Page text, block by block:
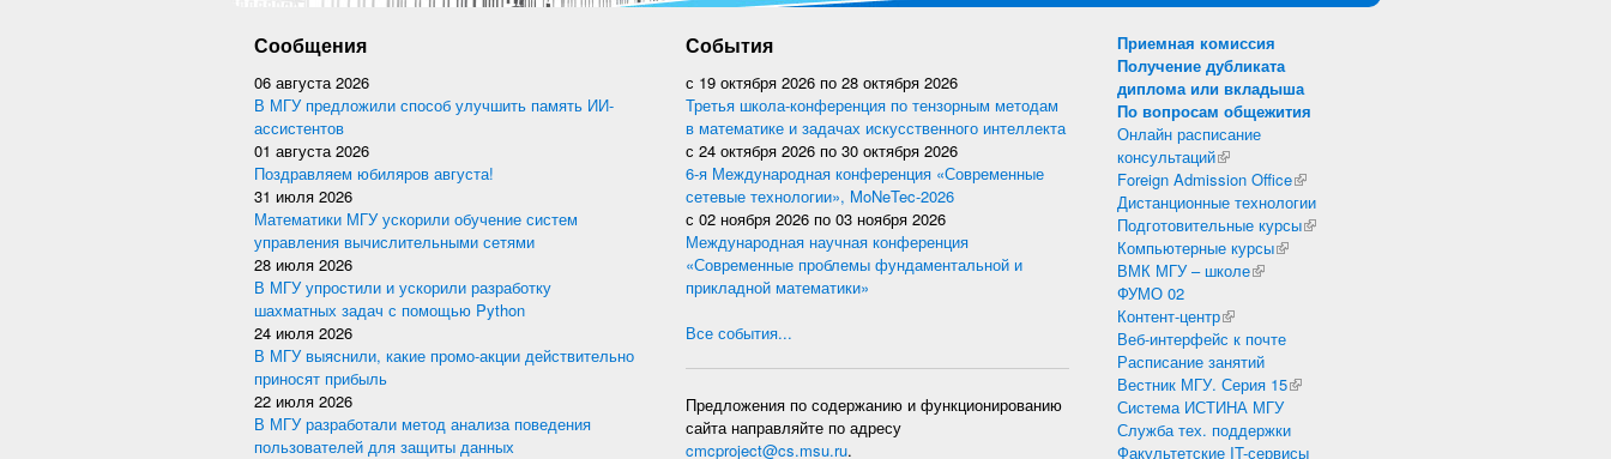
Сообщения
06 августа 2026
В МГУ предложили способ улучшить память ИИ-
ассистентов
01 августа 2026
Поздравляем юбиляров августа!
31 июля 2026
Математики МГУ ускорили обучение систем
управления вычислительными сетями
28 июля 2026
В МГУ упростили и ускорили разработку
шахматных задач с помощью Python
24 июля 2026
В МГУ выяснили, какие промо-акции действительно
приносят прибыль
22 июля 2026
В МГУ разработали метод анализа поведения
пользователей для защиты данных
События
с 19 октября 2026 по 28 октября 2026
Третья школа-конференция по тензорным методам
в математике и задачах искусственного интеллекта
с 24 октября 2026 по 30 октября 2026
6-я Международная конференция «Современные
сетевые технологии», MoNeTec-2026
с 02 ноября 2026 по 03 ноября 2026
Международная научная конференция
«Современные проблемы фундаментальной и
прикладной математики»
Все события...
Предложения по содержанию и функционированию
сайта направляйте по адресу
cmcproject@cs.msu.ru.
Приемная комиссия
Получение дубликата
диплома или вкладыша
По вопросам общежития
Онлайн расписание
консультаций(внешняя ссылка)
Foreign Admission Office(внешняя ссылка)
Дистанционные технологии
Подготовительные курсы(внешняя ссылка)
Компьютерные курсы(внешняя ссылка)
ВМК МГУ – школе(внешняя ссылка)
ФУМО 02
Контент-центр(внешняя ссылка)
Веб-интерфейс к почте
Расписание занятий
Вестник МГУ. Серия 15(внешняя ссылка)
Система ИСТИНА МГУ
Служба тех. поддержки
Факультетские IT-сервисы